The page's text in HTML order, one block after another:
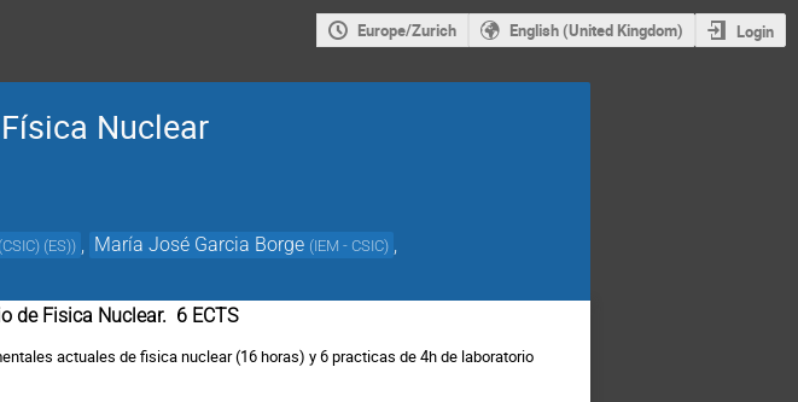
Europe/Zurich English (United Kingdom) Login
Nuclear
(ES)) María José Garcia Borge (IEM - CSIC)
de Fisica Nuclear. 6 ECTS
actuales de fisica nuclear (16 horas) y 6 practicas de 4h de laboratorio